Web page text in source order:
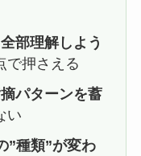
全部理解しよう
で押さえる
パターンを蓄
い
”種類”が変わ